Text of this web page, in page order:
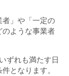
者」や「一定の
ような事業者
ずれも満たす日
となります。